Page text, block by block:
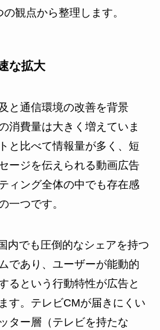
観点から整理します。
な拡大
と通信環境の改善を背景
消費量は大きく増えていま
と比べて情報量が多く、短
ージを伝えられる動画広告
ィング全体の中でも存在感
一つです。
内でも圧倒的なシェアを持つ
であり、ユーザーが能動的
るという行動特性が広告と
す。テレビCMが届きにくい
ター層（テレビを持たな